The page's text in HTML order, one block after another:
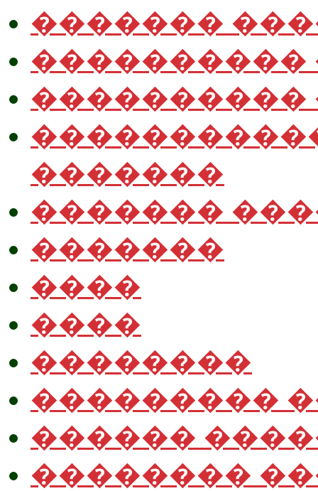
�������
����������
����������
�������
�������
�������
����
����
��������
���������
������
��������